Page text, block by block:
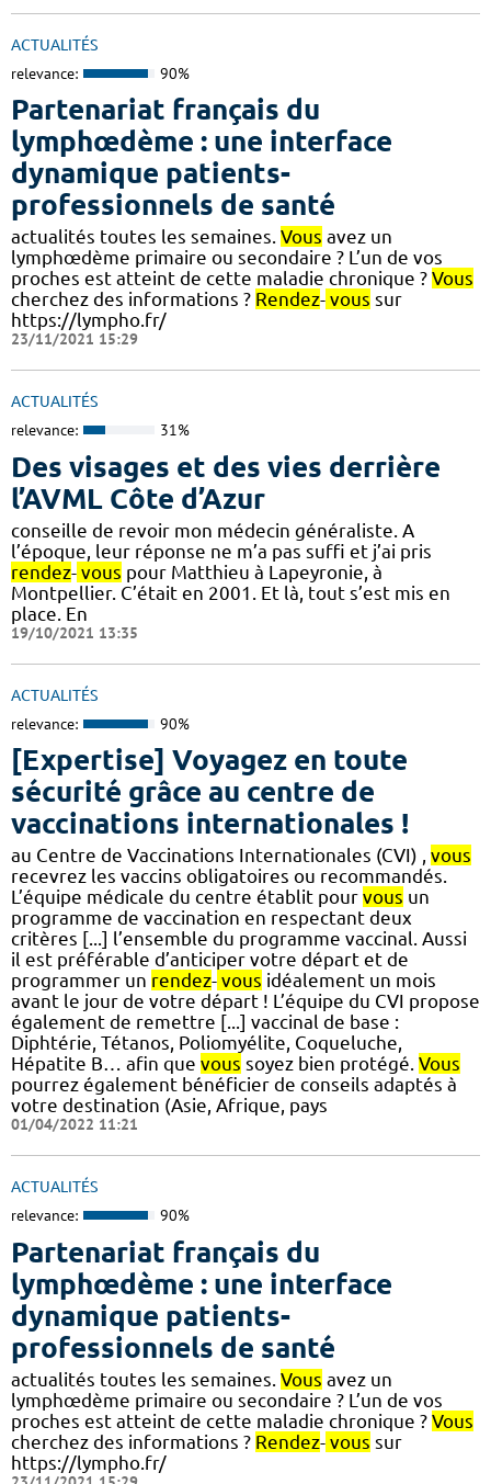
ACTUALITÉS
relevance: 90%
Partenariat français du
lymphœdème : une interface
dynamique patients-
professionnels de santé
actualités toutes les semaines. Vous avez un
lymphœdème primaire ou secondaire ? L’un de vos
proches est atteint de cette maladie chronique ? Vous
cherchez des informations ? Rendez- vous sur
https://lympho.fr/
23/11/2021 15:29
ACTUALITÉS
relevance: 31%
Des visages et des vies derrière
l’AVML Côte d’Azur
conseille de revoir mon médecin généraliste. A
l’époque, leur réponse ne m’a pas suffi et j’ai pris
rendez- vous pour Matthieu à Lapeyronie, à
Montpellier. C’était en 2001. Et là, tout s’est mis en
place. En
19/10/2021 13:35
ACTUALITÉS
relevance: 90%
[Expertise] Voyagez en toute
sécurité grâce au centre de
vaccinations internationales !
au Centre de Vaccinations Internationales (CVI) , vous
recevrez les vaccins obligatoires ou recommandés.
L’équipe médicale du centre établit pour vous un
programme de vaccination en respectant deux
critères [...] l’ensemble du programme vaccinal. Aussi
il est préférable d’anticiper votre départ et de
programmer un rendez- vous idéalement un mois
avant le jour de votre départ ! L’équipe du CVI propose
également de remettre [...] vaccinal de base :
Diphtérie, Tétanos, Poliomyélite, Coqueluche,
Hépatite B… afin que vous soyez bien protégé. Vous
pourrez également bénéficier de conseils adaptés à
votre destination (Asie, Afrique, pays
01/04/2022 11:21
ACTUALITÉS
relevance: 90%
Partenariat français du
lymphœdème : une interface
dynamique patients-
professionnels de santé
actualités toutes les semaines. Vous avez un
lymphœdème primaire ou secondaire ? L’un de vos
proches est atteint de cette maladie chronique ? Vous
cherchez des informations ? Rendez- vous sur
https://lympho.fr/